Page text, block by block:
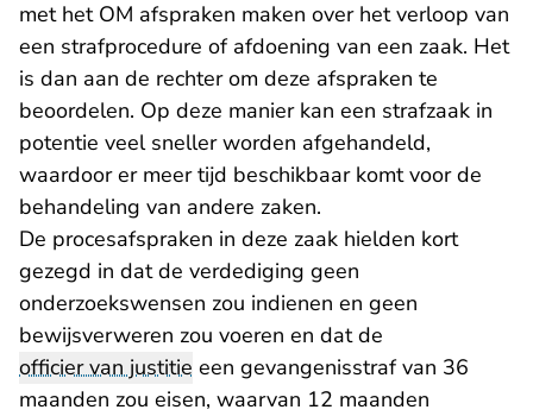
met het OM afspraken maken over het verloop van
een strafprocedure of afdoening van een zaak. Het
is dan aan de rechter om deze afspraken te
beoordelen. Op deze manier kan een strafzaak in
potentie veel sneller worden afgehandeld,
waardoor er meer tijd beschikbaar komt voor de
behandeling van andere zaken.
De procesafspraken in deze zaak hielden kort
gezegd in dat de verdediging geen
onderzoekswensen zou indienen en geen
bewijsverweren zou voeren en dat de
officier van justitie een gevangenisstraf van 36
maanden zou eisen, waarvan 12 maanden